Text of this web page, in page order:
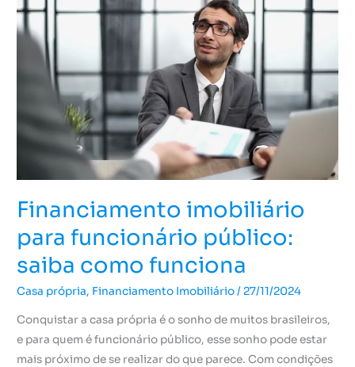
Financiamento imobiliário
para funcionário público:
saiba como funciona
Casa própria, Financiamento Imobiliário/ 27/11/2024
Conquistar a casa própria é o sonho de muitos brasileiros,
e para quem é funcionário público, esse sonho pode estar
mais próximo de se realizar do que parece. Com condições
Financiamento
imobiliário
para
funcionário
público:
como
funciona